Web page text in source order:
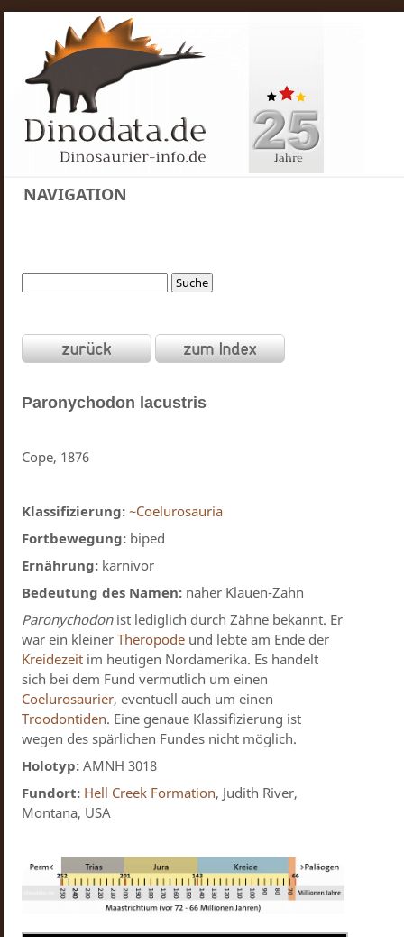
NAVIGATION
Paronychodon lacustris
Cope, 1876
Klassifizierung: ~Coelurosauria
Fortbewegung: biped
Ernährung: karnivor
Bedeutung des Namen: naher Klauen-Zahn
Paronychodonist lediglich durch Zähne bekannt. Er
war ein kleinerTheropode und lebte am Ende der
Kreidezeit im heutigen Nordamerika. Es handelt
sich bei dem Fund vermutlich um einen
Coelurosaurier, eventuell auch um einen
Troodontiden. Eine genaue Klassifizierung ist
wegen des spärlichen Fundes nicht möglich.
Holotyp: AMNH 3018
Fundort: Hell Creek Formation, Judith River,
Montana, USA